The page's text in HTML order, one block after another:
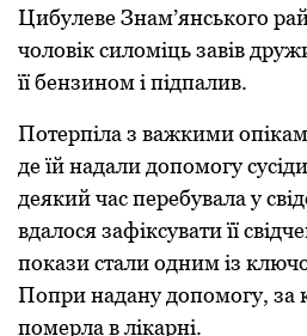
Цибулеве Знам’янського
чоловік силоміць завів
її бензином і підпалив.
Потерпіла з важкими
де їй надали допомогу
деякий час перебувала у
вдалося зафіксувати її
покази стали одним із
Попри надану допомогу, за
померла в лікарні.